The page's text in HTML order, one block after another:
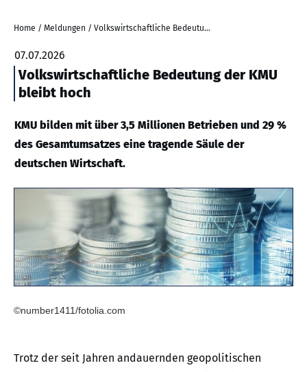
Home / Meldungen / Volkswirtschaftliche Bedeutung der KMU bleibt hoch
07.07.2026
Volkswirtschaftliche Bedeutung der KMU
bleibt hoch
KMU bilden mit über 3,5 Millionen Betrieben und 29 %
des Gesamtumsatzes eine tragende Säule der
deutschen Wirtschaft.
©number1411/fotolia.com
Trotz der seit Jahren andauernden geopolitischen